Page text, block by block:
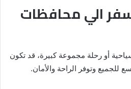
الي محافظات
أو رحلة مجموعة كبيرة، قد تكون
للجميع وتوفر الراحة والأمان.